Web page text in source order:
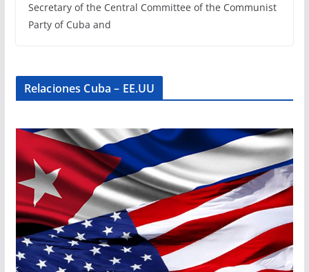
Secretary of the Central Committee of the Communist
Party of Cuba and
Relaciones Cuba – EE.UU